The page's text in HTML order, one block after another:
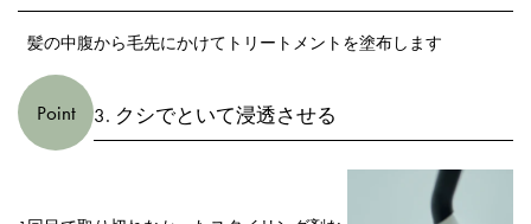
髪の中腹から毛先にかけてトリートメントを塗布します
Point 3. クシでといて浸透させる